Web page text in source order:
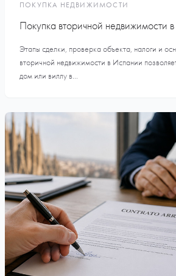
ПОКУПКА НЕДВИЖИМОСТИ
Покупка вторичной недвижимости
Этапы сделки, проверка объекта, налоги и
вторичной недвижимости в Испании
дом или виллу в...